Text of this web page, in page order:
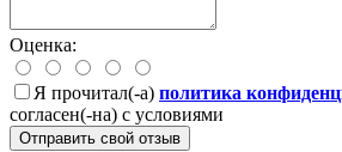
Оценка:
Я прочитал(-а) политика
согласен(-на) с условиями
Отправить свой отзыв